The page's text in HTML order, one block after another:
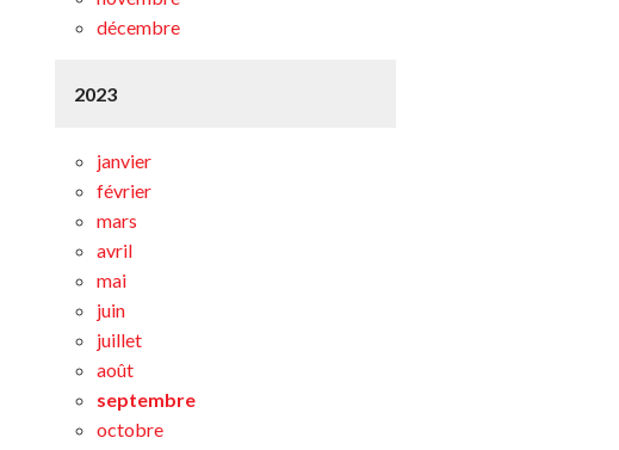
décembre
2023
janvier
février
mars
avril
mai
juin
juillet
août
septembre
octobre